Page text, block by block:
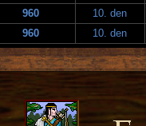
960
10. den
960 10. den